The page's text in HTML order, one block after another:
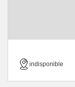
indisponible